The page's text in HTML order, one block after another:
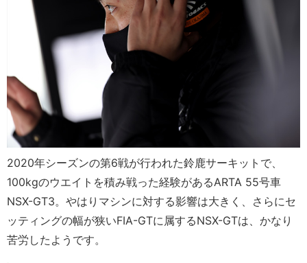
2020年シーズンの第6戦が行われた鈴鹿サーキットで、
100kgのウエイトを積み戦った経験があるARTA 55号車
NSX-GT3。やはりマシンに対する影響は大きく、さらにセ
ッティングの幅が狭いFIA-GTに属するNSX-GTは、かなり
苦労したようです。